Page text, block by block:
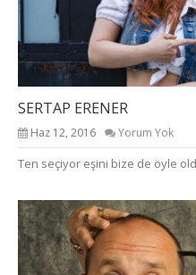
SERTAP ERENER
Haz 12, 2016 Yorum Yok
Ten seçiyor eşini bize de öyle